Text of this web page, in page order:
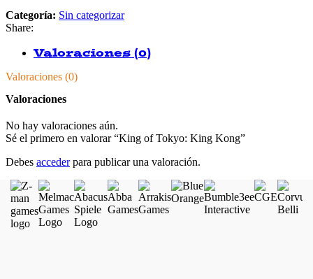
Categoría: Sin categorizar
Share:
Valoraciones (0)
Valoraciones (0)
Valoraciones
No hay valoraciones aún.
Sé el primero en valorar “King of Tokyo: King Kong”
Debes accederpara publicar una valoración.